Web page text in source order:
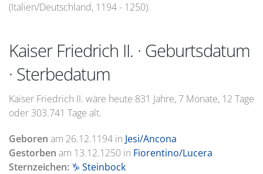
(Italien/Deutschland, 1194 - 1250).
Kaiser Friedrich II. · Geburtsdatum
· Sterbedatum
Kaiser Friedrich II. wäre heute 831 Jahre, 7 Monate, 12 Tage
oder 303.741 Tage alt.
Geboren am 26.12.1194 in Jesi/Ancona
Gestorben am 13.12.1250 in Fiorentino/Lucera
Sternzeichen: ♑ Steinbock